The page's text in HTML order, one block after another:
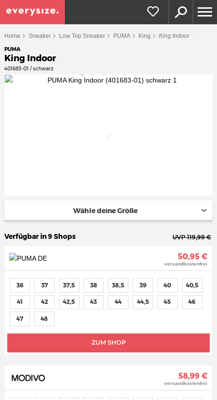
Home Sneaker Low Top Sneaker PUMA King King Indoor
PUMA
King Indoor
401683-01 / schwarz
Wähle deine Größe
Verfügbar in 9 Shops UVP 119,99 €
50,95 €
versandkostenfrei
ZUM SHOP
36 37 37,5 38 38,5 39 40 40,5
41 42 42,5 43 44 44,5 45 46
47 48
58,99 €
versandkostenfrei